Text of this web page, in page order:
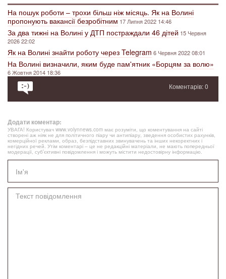
На пошук роботи – трохи більш ніж місяць. Як на Волині
пропонують вакансії безробітним 17 Липня 2022 14:46
За два тижні на Волині у ДТП постраждали 46 дітей 15 Червня
2026 22:02
Як на Волині знайти роботу через Telegram 6 Червня 2022 08:01
На Волині визначили, яким буде пам'ятник «Борцям за волю»
6 Жовтня 2014 18:36
Коментарів: 0
Додати коментар:
УВАГА! Користувач www.volynnews.com має розуміти, що коментування на сайті
створені аж ніяк не для політичного піару чи антипіару, зведення особистих рахунків,
комерційної реклами, образ, безпідставних звинувачень та інших некоректних і
негідних речей. Утім коментарі – це не редакційні матеріали, не мають попередньої
модерації, суб’єктивні повідомлення і можуть містити недостовірну інформацію.